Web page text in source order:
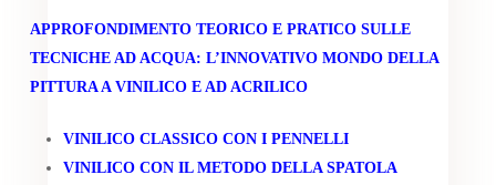
APPROFONDIMENTO TEORICO E PRATICO SULLE
TECNICHE AD ACQUA: L’INNOVATIVO MONDO DELLA
PITTURA A VINILICO E AD ACRILICO
VINILICO CLASSICO CON I PENNELLI
VINILICO CON IL METODO DELLA SPATOLA